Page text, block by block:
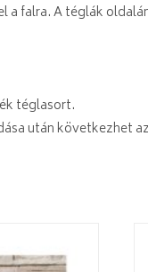
falra. A téglák
téglasort.
után következhet